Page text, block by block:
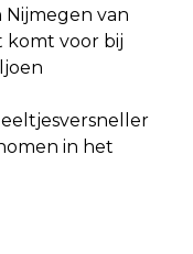
van
komt voor bij
in het